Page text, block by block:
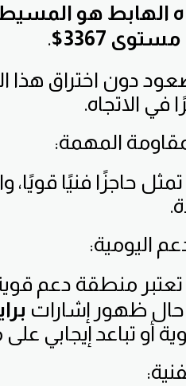
الهابط هو
3367$
.
دون اختراق هذا
في الاتجاه.
المهمة:
تمثل حاجزًا فنيًا
اليومية:
تعتبر منطقة دعم
ظهور إشارات
أو تباعد إيجابي